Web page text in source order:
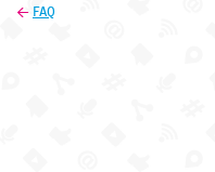
FAQ